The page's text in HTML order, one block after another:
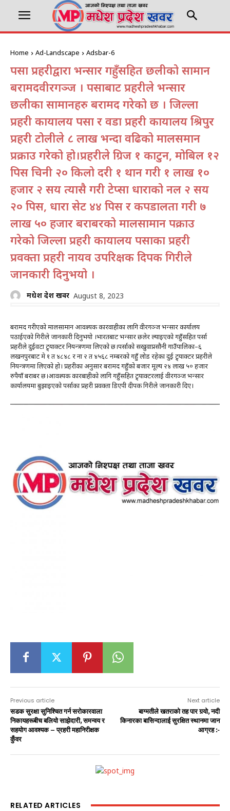
Home Ad-Landscape Adsbar-6
पर्सा प्रहरीद्वारा भन्सार गहुँसहित छलीको सामान
बरामदवीरगञ्ज । पर्साबाट प्रहरीले भन्सार
छलीका सामानहरु बरामद गरेको छ । जिल्ला
प्रहरी कार्यालय पर्सा र वडा प्रहरी कार्यालय श्रिपुर
प्रहरी टोलीले ८ लाख भन्दा वढिको मालसमान
प्रक्राउ गरेको हो।प्रहरीले ग्रिज १ काटुन, मोबिल १२
पिस चिनी २० किलो दरी १ थान गरी १ लाख १०
हजार २ सय त्यासै गरी टेप्सा धाराको नल २ सय
२० पिस, धारा सेट ४४ पिस र कपडालता गरी ७
लाख ५० हजार बराबरको मालसामान पक्राउ
गरेको जिल्ला प्रहरी कार्यालय पर्साका प्रहरी
प्रवक्ता प्रहरी नायव उपरिक्षक दिपक गिरीले
जानकारी दिनुभयो ।
मधेश प्रदेश खवर August 8, 2023
बरामद गरीएको मालसामान आवश्यक कारवाहीका लागि वीरगञ्ज भन्सार कार्यालय
पठाईएको गिरीले जानकारी दिनुभयो ।भारतबाट भन्सार छलेर ल्याइएको गहुँसहित पर्सा
प्रहरीले दुईवटा ट्र्याक्टर नियन्त्रणमा लिएको छ।पर्साको सखुवाप्रसौनी गाउँपालिका–६
लखनपुरबाट मे १ त ४८४८ र ना २ त ४५६८ नम्बरको गहुँ लोड रहेका दुई ट्र्याक्टर प्रहरीले
नियन्त्रणमा लिएको हो। प्रहरीका अनुसार बरामद गहुँको बजार मूल्य २४ लाख ५० हजार
रुपैयाँ बराबर छ।आवश्यक कारबाहीको लागि गहुँसहित ट्र्याक्टरलाई वीरगञ्ज भन्सार
कार्यालयमा बुझाइएको पर्साका प्रहरी प्रवक्ता डिएपी दीपक गिरीले जानकारी दिए।
Previous article
सडक सुरक्षा सुनिश्चित गर्न सरोकारवाला
निकायहरूबीच बलियो साझेदारी, समन्वय र
सहयोग आवश्यक – प्रहरी महानिरीक्षक
कुँवर
Next article
बाग्मतीले खतराको तह पार गर्‍यो, नदी
किनारका बासिन्दालाई सुरक्षित स्थानमा जान
आग्रह :-
RELATED ARTICLES